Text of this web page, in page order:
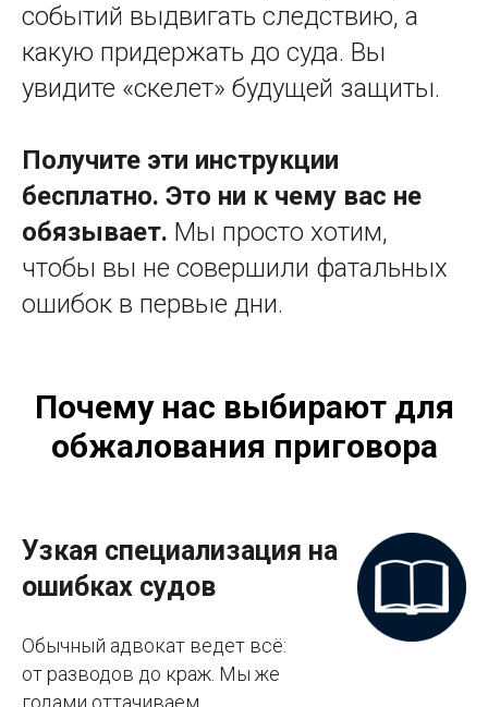
событий выдвигать следствию, а
какую придержать до суда. Вы
увидите «скелет» будущей защиты.
Получите эти инструкции
бесплатно. Это ни к чему вас не
обязывает. Мы просто хотим,
чтобы вы не совершили фатальных
ошибок в первые дни.
Почему нас выбирают для
обжалования приговора
Узкая специализация на
ошибках судов
Обычный адвокат ведет всё:
от разводов до краж. Мы же